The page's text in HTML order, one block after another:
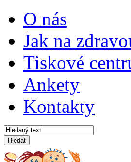
O nás
Jak na
Tiskové
Ankety
Kontakty
Hledat